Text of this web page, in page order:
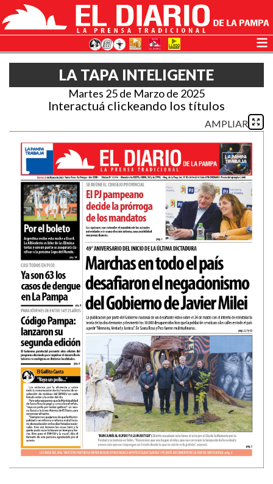
LA TAPA INTELIGENTE
Martes 25 de Marzo de 2025
Interactuá clickeando los títulos
AMPLIAR